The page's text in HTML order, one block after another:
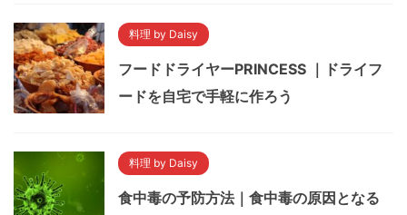
料理 by Daisy
フードドライヤーPRINCESS ｜ドライフ
ードを自宅で手軽に作ろう
料理 by Daisy
食中毒の予防方法｜食中毒の原因となる